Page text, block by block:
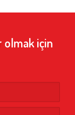
olmak için